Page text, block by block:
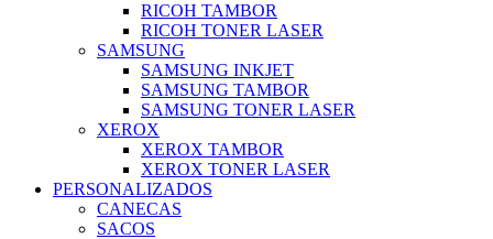
RICOH TAMBOR
RICOH TONER LASER
SAMSUNG
SAMSUNG INKJET
SAMSUNG TAMBOR
SAMSUNG TONER LASER
XEROX
XEROX TAMBOR
XEROX TONER LASER
PERSONALIZADOS
CANECAS
SACOS